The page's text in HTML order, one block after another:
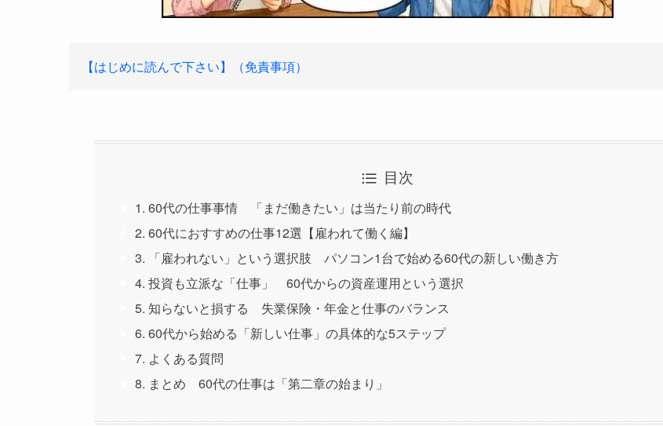
【はじめに読んで下さい】（免責事項）
目次
1. 60代の仕事事情 「まだ働きたい」は当たり前の時代
2. 60代におすすめの仕事12選【雇われて働く編】
3. 「雇われない」という選択肢 パソコン1台で始める60代の新しい働き方
4. 投資も立派な「仕事」 60代からの資産運用という選択
5. 知らないと損する 失業保険・年金と仕事のバランス
6. 60代から始める「新しい仕事」の具体的な5ステップ
7. よくある質問
8. まとめ 60代の仕事は「第二章の始まり」